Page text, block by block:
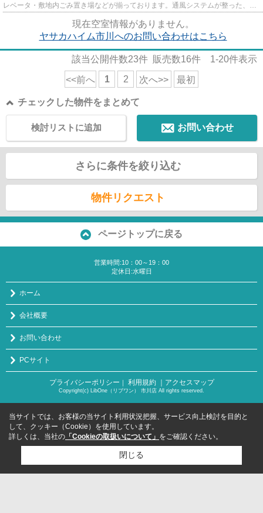
レベータ・敷地内ごみ置き場などが揃っております。通風システムが整った、住
現在空室情報がありません。
ヤサカハイム市川へのお問い合わせはこちら
該当公開件数23件 販売数16件 1-20件表示
<<前へ 1 2 次へ>> 最初
チェックした物件をまとめて
お問い合わせ
検討リストに追加
さらに条件を絞り込む
物件リクエスト
ページトップに戻る
営業時間:10：00～19：00
定休日:水曜日
ホーム
会社概要
お問い合わせ
PCサイト
プライバシーポリシー ｜ 利用規約 ｜アクセスマップ
Copyright(c) LibOne（リブワン） 市川店 All rights reserved.
当サイトでは、お客様の当サイト利用状況把握、サービス向上検討を目的と
して、クッキー（Cookie）を使用しています。
詳しくは、当社の 「Cookieの取扱いについて」 をご確認ください。
閉じる